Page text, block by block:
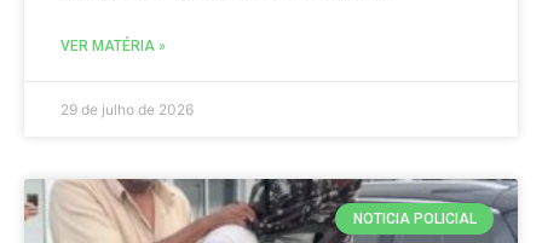
VER MATÉRIA »
29 de julho de 2026
NOTICIA POLICIAL